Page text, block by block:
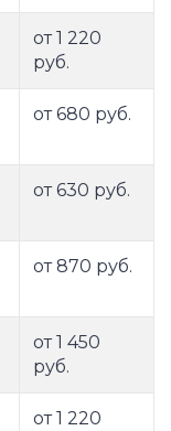
от 1 220
руб.
от 680 руб.
от 630 руб.
от 870 руб.
от 1 450
руб.
от 1 220